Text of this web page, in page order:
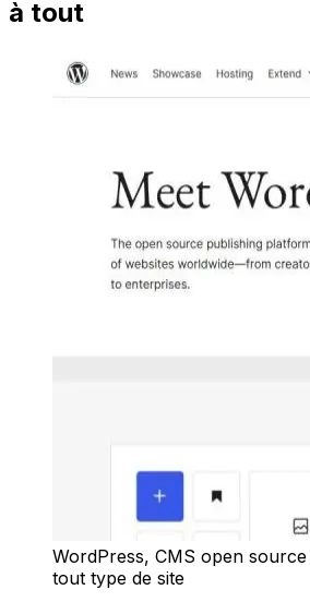
à tout
WordPress, CMS open
tout type de site